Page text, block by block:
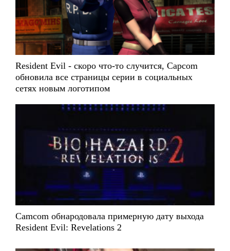
Resident Evil - скоро что-то случится, Capcom
обновила все страницы серии в социальных
сетях новым логотипом
Camcom обнародовала примерную дату выхода
Resident Evil: Revelations 2